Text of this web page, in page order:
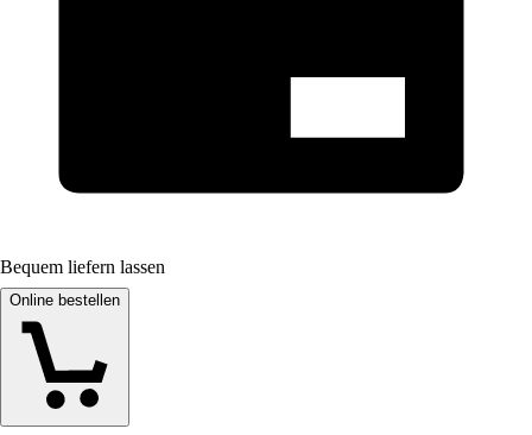
Bequem liefern lassen
Online bestellen